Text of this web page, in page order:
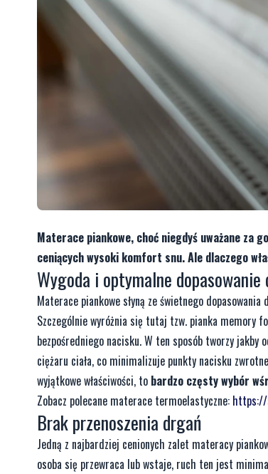
Materace piankowe, choć niegdyś uważane za
ceniących wysoki komfort snu. Ale dlaczego
Wygoda i optymalne dopasowanie
Materace piankowe słyną ze świetnego
Szczególnie wyróżnia się tutaj tzw. pianka memory
bezpośredniego nacisku. W ten sposób tworzy jakby
ciężaru ciała, co minimalizuje punkty nacisku
wyjątkowe właściwości, to bardzo częsty wybór
Zobacz polecane materace termoelastyczne: https://
Brak przenoszenia drgań
Jedną z najbardziej cenionych zalet materacy
osoba się przewraca lub wstaje, ruch ten jest